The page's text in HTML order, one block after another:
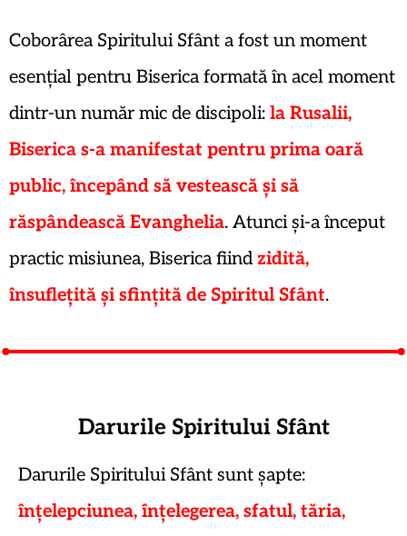
Coborârea Spiritului Sfânt a fost un moment
esențial pentru Biserica formată în acel moment
dintr-un număr mic de discipoli: la Rusalii,
Biserica s-a manifestat pentru prima oară
public, începând să vestească și să
răspândească Evanghelia. Atunci și-a început
practic misiunea, Biserica fiind zidită,
însuflețită și sfințită de Spiritul Sfânt.
Darurile Spiritului Sfânt
Darurile Spiritului Sfânt sunt șapte:
înțelepciunea, înțelegerea, sfatul, tăria,